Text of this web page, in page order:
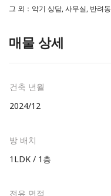
그 외：악기 상담, 사무실, 반려
매물 상세
건축 년월
2024/12
방 배치
1LDK / 1층
전유 면적